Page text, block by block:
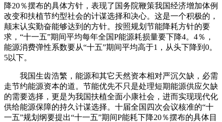
降20％摆布的具体方针，表现了国务院鞭策我国经济增加体例
改变和扶植节约型社会的计谋选择和决心。这是一个积极的，
颠末认实勤奋能够达到的方针。按照规划节能降耗方针的要
求，“十一五”期间平均每年全国P能源耗损量要下降4。4％，
能源消费弹性系数要从“十五”期间平均高于1，从头下降到0。
5以下。
我国生齿浩繁，能源和其它天然资本相对严沉欠缺，必需
走节约能源资本的道。节能优先不只是处理短期能源供应欠缺
的需要选择，更是为我国扶植全面小康社会，进而实现现代化
供给能源保障的持久计谋选择。十届全国四次会议核准的“十
一五”规划纲要提出“十一五”期间P能耗下降20％摆布的具体目